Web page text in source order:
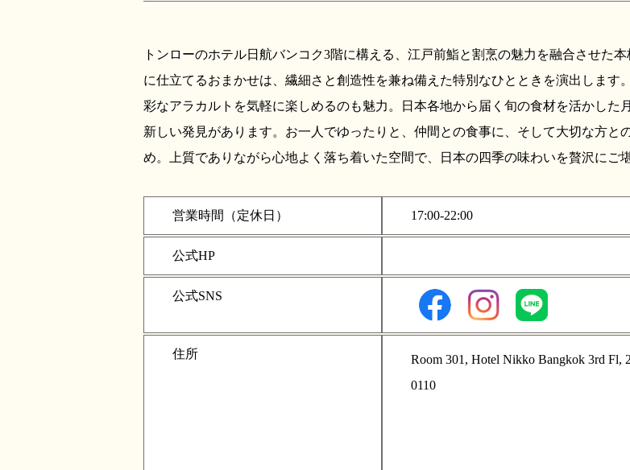
トンローのホテル日航バンコク3階に構える、江戸前鮨と割烹の魅力を融合させた
に仕立てるおまかせは、繊細さと創造性を兼ね備えた特別なひとときを演出します
彩なアラカルトを気軽に楽しめるのも魅力。日本各地から届く旬の食材を活かした
新しい発見があります。お一人でゆったりと、仲間との食事に、そして大切な方と
め。上質でありながら心地よく落ち着いた空間で、日本の四季の味わいを贅沢にご
営業時間（定休日） 17:00-22:00
公式HP
公式SNS
住所
Room 301, Hotel Nikko Bangkok 3rd Fl,
0110